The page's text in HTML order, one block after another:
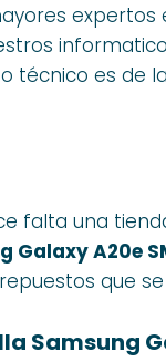
expertos
técnico es de
falta una
Galaxy A20e
que
Samsung